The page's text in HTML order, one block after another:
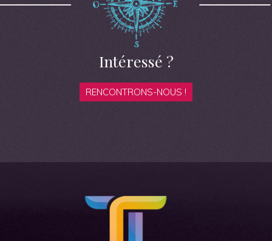
Intéressé ?
RENCONTRONS-NOUS !